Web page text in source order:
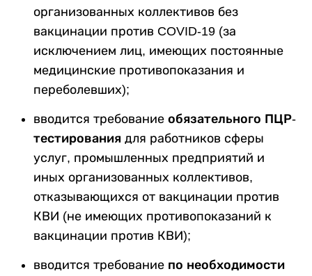
организованных коллективов без
вакцинации против COVID-19 (за
исключением лиц, имеющих постоянные
медицинские противопоказания и
переболевших);
вводится требование обязательного ПЦР-
тестирования для работников сферы
услуг, промышленных предприятий и
иных организованных коллективов,
отказывающихся от вакцинации против
КВИ (не имеющих противопоказаний к
вакцинации против КВИ);
вводится требование по необходимости